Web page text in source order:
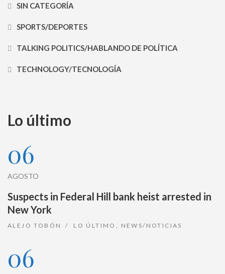
SIN CATEGORÍA
SPORTS/DEPORTES
TALKING POLITICS/HABLANDO DE POLÍTICA
TECHNOLOGY/TECNOLOGÍA
Lo último
06
AGOSTO
Suspects in Federal Hill bank heist arrested in
New York
ALEJO TOBÓN LO ÚLTIMO NEWS/NOTICIAS
06